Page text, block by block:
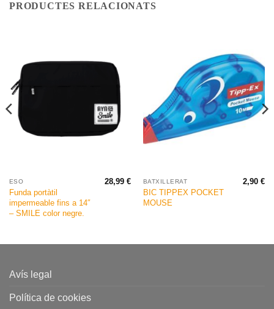
PRODUCTES RELACIONATS
ESO
Funda portàtil
impermeable fins a 14″
– SMILE color negre.
28,99€ BATXILLERAT
BIC TIPPEX POCKET
MOUSE
2,90€
Avís legal
Política de cookies